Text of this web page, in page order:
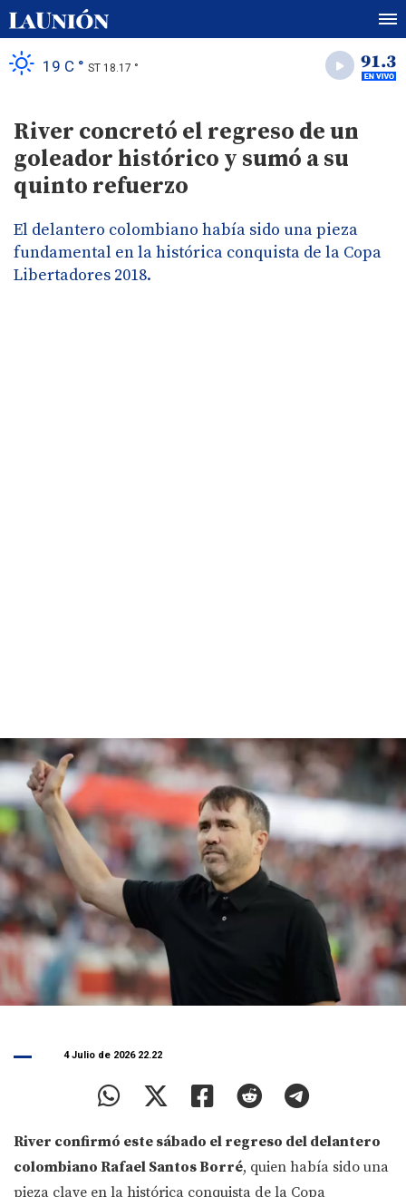
19 C ° ST 18.17 °
River concretó el regreso de un
goleador histórico y sumó a su
quinto refuerzo
El delantero colombiano había sido una pieza
fundamental en la histórica conquista de la Copa
Libertadores 2018.
4 Julio de 2026 22.22
River confirmó este sábado el regreso del delantero
colombiano Rafael Santos Borré, quien había sido una
pieza clave en la histórica conquista de la Copa